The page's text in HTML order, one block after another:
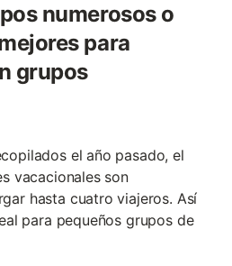
numerosos o
para
grupos
el año pasado, el
vacacionales son
hasta cuatro viajeros. Así
para pequeños grupos de